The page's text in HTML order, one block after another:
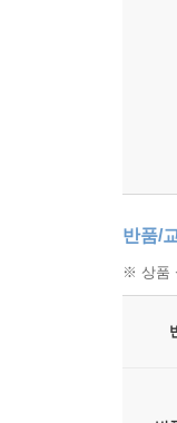
반품/
※ 상품